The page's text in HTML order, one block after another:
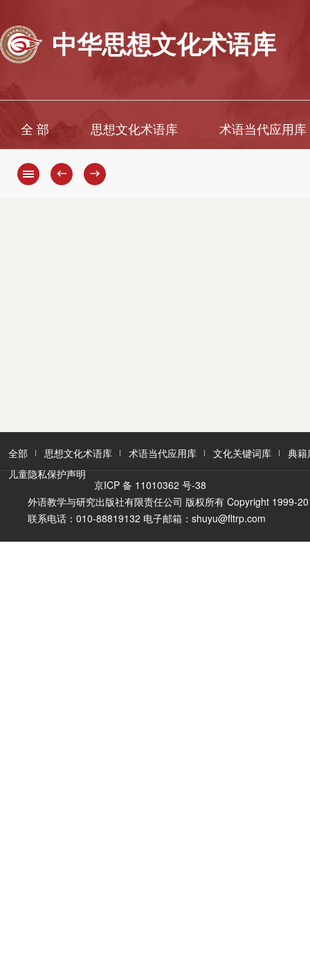
中华思想文化术语库
全 部 思想文化术语库 术语当代应用库
← →
全部 思想文化术语库 术语当代应用库 文化关键词库
典籍
儿童隐私保护声明
京ICP 备 11010362 号-38
外语教学与研究出版社有限责任公司 版权所有 Copyright 1999-
联系电话：010-88819132 电子邮箱：shuyu@fltrp.com